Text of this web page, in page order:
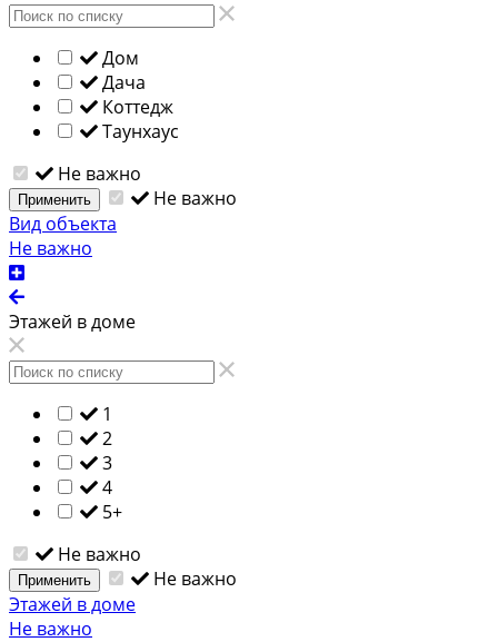
Дом
Дача
Коттедж
Таунхаус
Не важно
Применить
Не важно
Вид объекта
Не важно
Этажей в доме
1
2
3
4
5+
Не важно
Применить
Не важно
Этажей в доме
Не важно